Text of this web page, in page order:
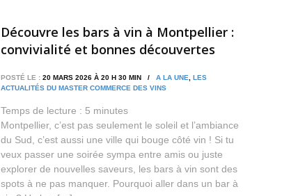
Découvre les bars à vin à Montpellier :
convivialité et bonnes découvertes
POSTÉ LE : 20 MARS 2026 À 20 H 30 MIN / A LA UNE
LES
ACTUALITÉS DU MASTER COMMERCE DES VINS
Temps de lecture : 5 minutes
Montpellier, c’est pas seulement le soleil et l’ambiance
du Sud, c’est aussi une ville qui bouge côté vin ! Si tu
veux passer une soirée sympa entre amis ou juste
explorer de nouvelles saveurs, les bars à vin sont des
spots à ne pas manquer. Pourquoi aller dans un bar à